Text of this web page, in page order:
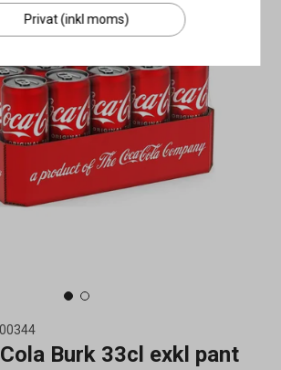
Burk 33cl exkl pant
Privat (inkl moms)